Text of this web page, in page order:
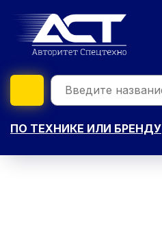
ПО ТЕХНИКЕ ИЛИ БРЕНДУ